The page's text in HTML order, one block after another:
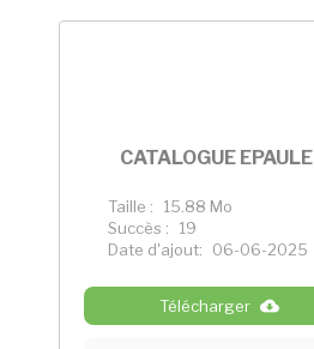
CATALOGUE EPAULE
Taille :
15.88 Mo
Succès :
19
Date d'ajout:
06-06-2025
Télécharger